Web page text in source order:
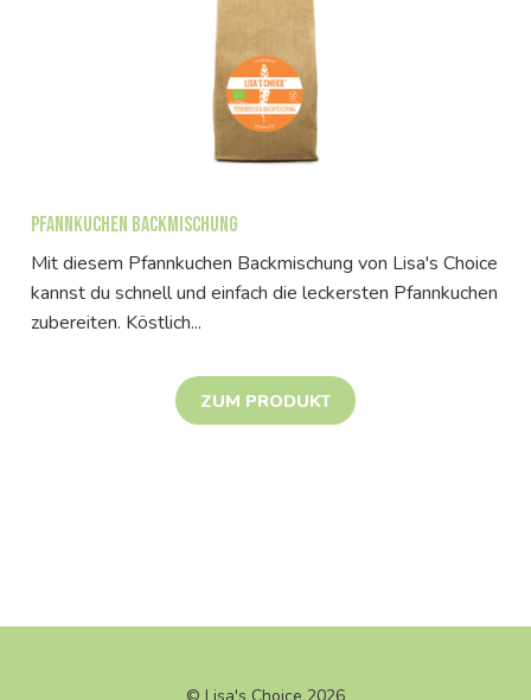
Pfannkuchen Backmischung
Mit diesem Pfannkuchen Backmischung von Lisa's Choice
kannst du schnell und einfach die leckersten Pfannkuchen
zubereiten. Köstlich...
ZUM PRODUKT